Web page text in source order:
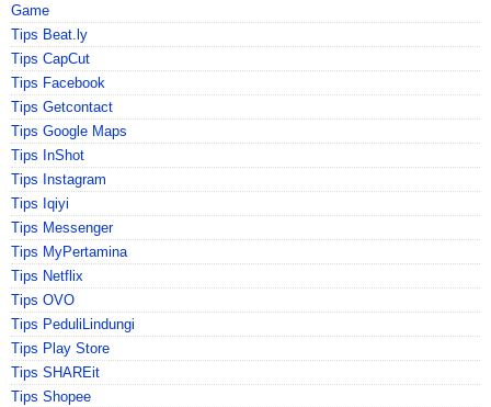
Game
Tips Beat.ly
Tips CapCut
Tips Facebook
Tips Getcontact
Tips Google Maps
Tips InShot
Tips Instagram
Tips Iqiyi
Tips Messenger
Tips MyPertamina
Tips Netflix
Tips OVO
Tips PeduliLindungi
Tips Play Store
Tips SHAREit
Tips Shopee